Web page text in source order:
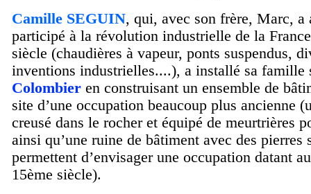
Camille SEGUIN, qui, avec son frère, Marc, a
participé à la révolution industrielle de la
siècle (chaudières à vapeur, ponts suspendus,
inventions industrielles....), a installé sa famille
Colombier en construisant un ensemble de
site d’une occupation beaucoup plus ancienne
creusé dans le rocher et équipé de meurtrières
ainsi qu’une ruine de bâtiment avec des pierres
permettent d’envisager une occupation datant
15ème siècle).